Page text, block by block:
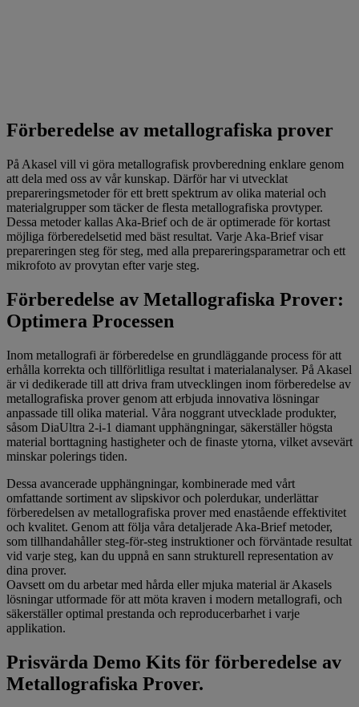
Förberedelse av metallografiska prover
På Akasel vill vi göra metallografisk provberedning enklare genom
att dela med oss av vår kunskap. Därför har vi utvecklat
prepareringsmetoder för ett brett spektrum av olika material och
materialgrupper som täcker de flesta metallografiska provtyper.
Dessa metoder kallas Aka-Brief och de är optimerade för kortast
möjliga förberedelsetid med bäst resultat. Varje Aka-Brief visar
prepareringen steg för steg, med alla prepareringsparametrar och ett
mikrofoto av provytan efter varje steg.
Förberedelse av Metallografiska Prover:
Optimera Processen
Inom metallografi är förberedelse en grundläggande process för att
erhålla korrekta och tillförlitliga resultat i materialanalyser. På Akasel
är vi dedikerade till att driva fram utvecklingen inom förberedelse av
metallografiska prover genom att erbjuda innovativa lösningar
anpassade till olika material. Våra noggrant utvecklade produkter,
såsom DiaUltra 2-i-1 diamant upphängningar, säkerställer högsta
material borttagning hastigheter och de finaste ytorna, vilket avsevärt
minskar polerings tiden.
Dessa avancerade upphängningar, kombinerade med vårt
omfattande sortiment av slipskivor och polerdukar, underlättar
förberedelsen av metallografiska prover med enastående effektivitet
och kvalitet. Genom att följa våra detaljerade Aka-Brief metoder,
som tillhandahåller steg-för-steg instruktioner och förväntade resultat
vid varje steg, kan du uppnå en sann strukturell representation av
dina prover.
Oavsett om du arbetar med hårda eller mjuka material är Akasels
lösningar utformade för att möta kraven i modern metallografi, och
säkerställer optimal prestanda och reproducerbarhet i varje
applikation.
Prisvärda Demo Kits för förberedelse av
Metallografiska Prover.